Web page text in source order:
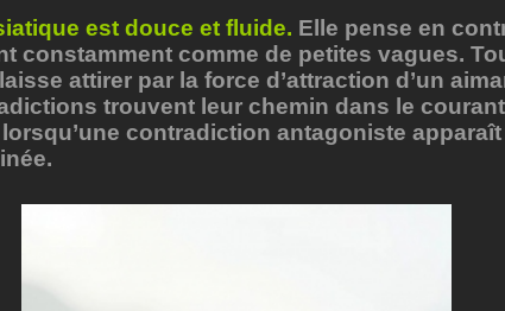
est douce et fluide. Elle pense en
constamment comme de petites vagues.
attirer par la force d’attraction d’un
trouvent leur chemin dans le
lorsqu’une contradiction antagoniste apparaît